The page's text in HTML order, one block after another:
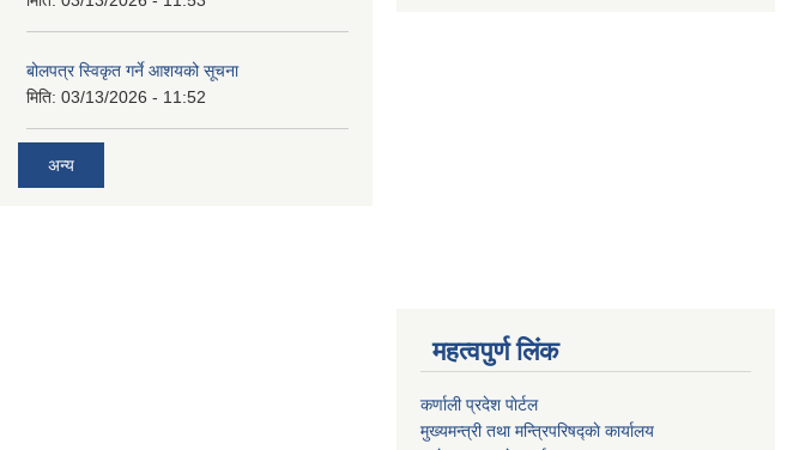
बोलपत्र स्विकृत गर्ने आशयको सूचना
मिति: 03/13/2026 - 11:52
अन्य
महत्वपुर्ण लिंक
कर्णाली प्रदेश पाेर्टल
मुख्यमन्त्री तथा मन्त्रिपरिषद्काे कार्यालय